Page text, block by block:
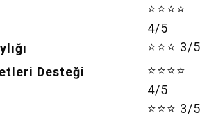
⭐⭐⭐⭐
4/5
⭐⭐⭐ 3/5
Desteği
⭐⭐⭐⭐
4/5
⭐⭐⭐ 3/5